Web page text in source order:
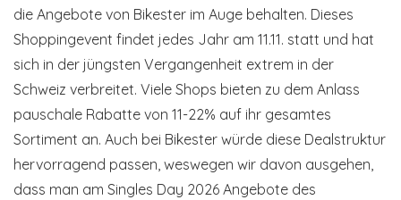
die Angebote von Bikester im Auge behalten. Dieses
Shoppingevent findet jedes Jahr am 11.11. statt und hat
sich in der jüngsten Vergangenheit extrem in der
Schweiz verbreitet. Viele Shops bieten zu dem Anlass
pauschale Rabatte von 11-22% auf ihr gesamtes
Sortiment an. Auch bei Bikester würde diese Dealstruktur
hervorragend passen, weswegen wir davon ausgehen,
dass man am Singles Day 2026 Angebote des